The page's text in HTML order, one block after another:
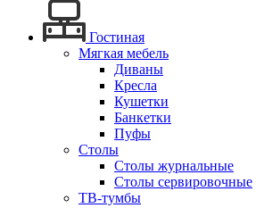
Гостиная
Мягкая мебель
Диваны
Кресла
Кушетки
Банкетки
Пуфы
Столы
Столы журнальные
Столы сервировочные
ТВ-тумбы